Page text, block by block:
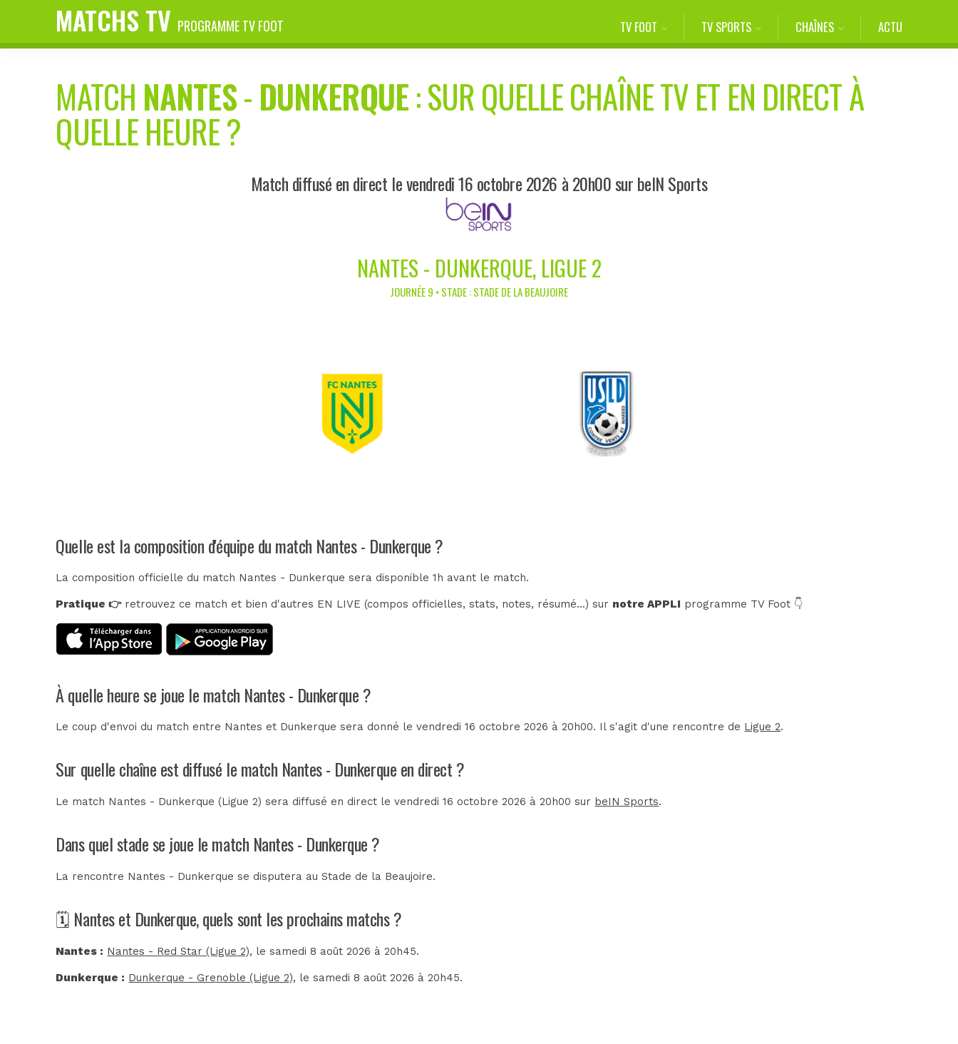
MATCHS TV PROGRAMME TV FOOT TV FOOT TV SPORTS CHAÎNES ACTU
MATCH NANTES-DUNKERQUE: SUR QUELLE CHAÎNE TV ET EN DIRECT À
QUELLE HEURE ?
Match diffusé en direct le vendredi 16 octobre 2026 à 20h00 sur beIN Sports
NANTES - DUNKERQUE, LIGUE 2
JOURNÉE 9 • STADE : STADE DE LA BEAUJOIRE
Quelle est la composition d'équipe du match Nantes - Dunkerque ?
La composition officielle du match Nantes - Dunkerque sera disponible 1h avant le match.
Pratique 👉retrouvez ce match et bien d'autres EN LIVE (compos officielles, stats, notes, résumé...) sur notre APPLI programme TV Foot 👇
À quelle heure se joue le match Nantes - Dunkerque ?
Le coup d'envoi du match entre Nantes et Dunkerque sera donné le vendredi 16 octobre 2026 à 20h00. Il s'agit d'une rencontre de Ligue 2.
Sur quelle chaîne est diffusé le match Nantes - Dunkerque en direct ?
Le match Nantes - Dunkerque (Ligue 2) sera diffusé en direct le vendredi 16 octobre 2026 à 20h00 sur beIN Sports.
Dans quel stade se joue le match Nantes - Dunkerque ?
La rencontre Nantes - Dunkerque se disputera auStade de la Beaujoire.
🗓️ Nantes et Dunkerque, quels sont les prochains matchs ?
Nantes : Nantes - Red Star (Ligue 2), le samedi 8 août 2026 à 20h45.
Dunkerque : Dunkerque - Grenoble (Ligue 2), le samedi 8 août 2026 à 20h45.